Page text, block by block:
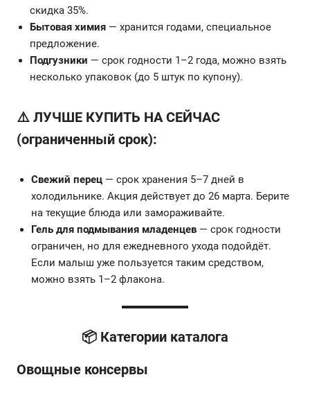
скидка 35%.
Бытовая химия— хранится годами, специальное
предложение.
Подгузники — срок годности 1–2 года, можно взять
несколько упаковок (до 5 штук по купону).
⚠️ ЛУЧШЕ КУПИТЬ НА СЕЙЧАС
(ограниченный срок):
Свежий перец — срок хранения 5–7 дней в
холодильнике. Акция действует до 26 марта. Берите
на текущие блюда или замораживайте.
Гель для подмывания младенцев — срок годности
ограничен, но для ежедневного ухода подойдёт.
Если малыш уже пользуется таким средством,
можно взять 1–2 флакона.
📦 Категории каталога
Овощные консервы